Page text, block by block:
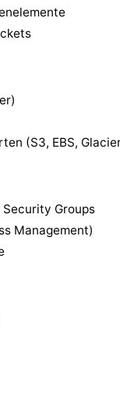
(S3, EBS,
Security Groups
Management)